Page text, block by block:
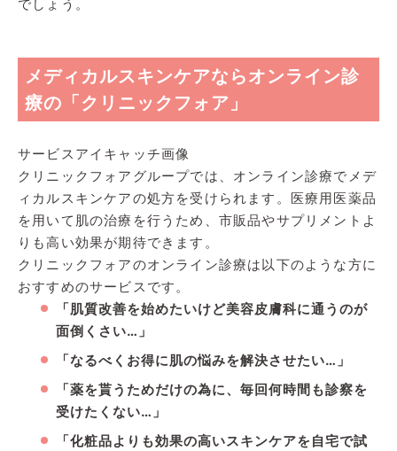
でしょう。
メディカルスキンケアならオンライン診
療の「クリニックフォア」
サービスアイキャッチ画像
クリニックフォアグループでは、オンライン診療でメデ
ィカルスキンケアの処方を受けられます。医療用医薬品
を用いて肌の治療を行うため、市販品やサプリメントよ
りも高い効果が期待できます。
クリニックフォアのオンライン診療は以下のような方に
おすすめのサービスです。
「肌質改善を始めたいけど美容皮膚科に通うのが
面倒くさい…」
「なるべくお得に肌の悩みを解決させたい…」
「薬を貰うためだけの為に、毎回何時間も診察を
受けたくない…」
「化粧品よりも効果の高いスキンケアを自宅で試